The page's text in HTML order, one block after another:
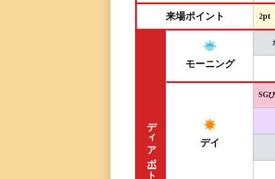
今節の進入コース
決まり手
来場ポイント 2pt
ディアボート三国
モーニング
デイ
SG